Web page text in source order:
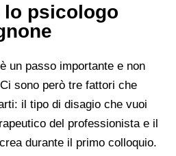
lo psicologo
un passo importante e non
sono però tre fattori che
il tipo di disagio che vuoi
del professionista e il
durante il primo colloquio.